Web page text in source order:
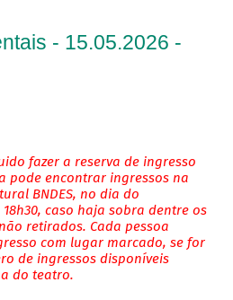
- 15.05.2026 -
fazer a reserva de ingresso
pode encontrar ingressos na
BNDES, no dia do
caso haja sobra dentre os
retirados. Cada pessoa
com lugar marcado, se for
de ingressos disponíveis
do teatro.